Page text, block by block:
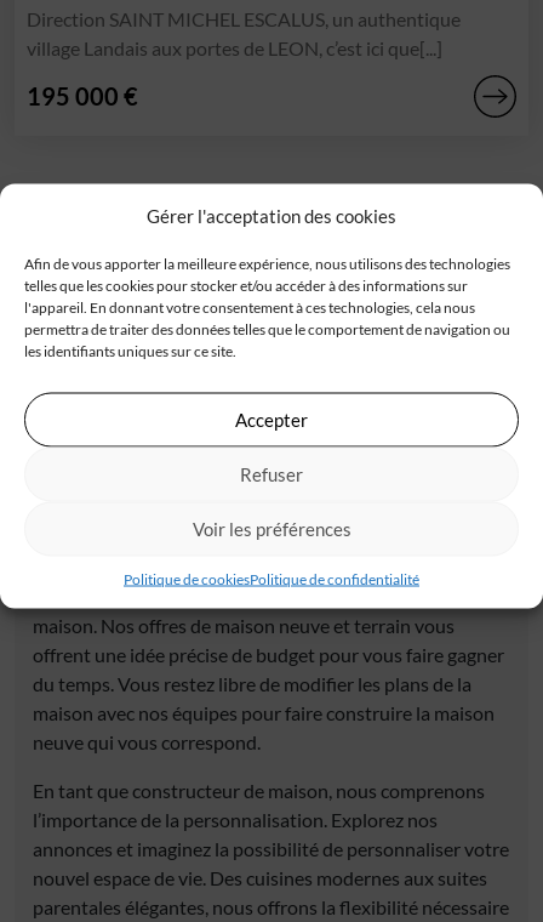
Gérer l'acceptation des cookies
Afin de vous apporter la meilleure expérience, nous utilisons des technologies
telles que les cookies pour stocker et/ou accéder à des informations sur
l'appareil. En donnant votre consentement à ces technologies, cela nous
permettra de traiter des données telles que le comportement de navigation ou
les identifiants uniques sur ce site.
Accepter
Refuser
Voir les préférences
Politique de cookiesPolitique de confidentialité
Direction SAINT MICHEL ESCALUS, un authentique
village Landais aux portes de LEON, c’est ici que[...]
195 000 €
Trouvez votre nouvelle maison avec
terrain
Découvrez toutes nos offres de maison
+ terrain.
Un concept clé en main : nous sélectionnons des terrains
modèles de maisonsles mieux adaptés.
maison. Nos offres de maison neuve et terrain vous
offrent une idée précise de budget pour vous faire gagner
du temps. Vous restez libre de modifier les plans de la
maison avec nos équipes pour faire construire la maison
neuve qui vous correspond.
En tant que constructeur de maison, nous comprenons
l’importance de la personnalisation. Explorez nos
annonces et imaginez la possibilité de personnaliser votre
nouvel espace de vie. Des cuisines modernes aux suites
parentales élégantes, nous offrons la flexibilité nécessaire